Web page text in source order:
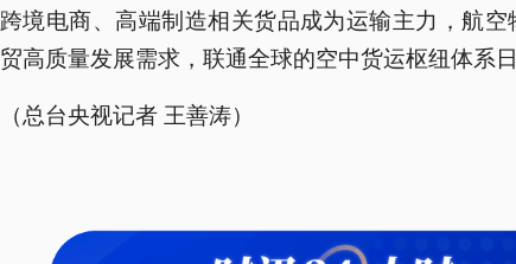
跨境电商、高端制造相关货品成为运输主力，航
贸高质量发展需求，联通全球的空中货运枢纽体系日
（总台央视记者 王善涛）